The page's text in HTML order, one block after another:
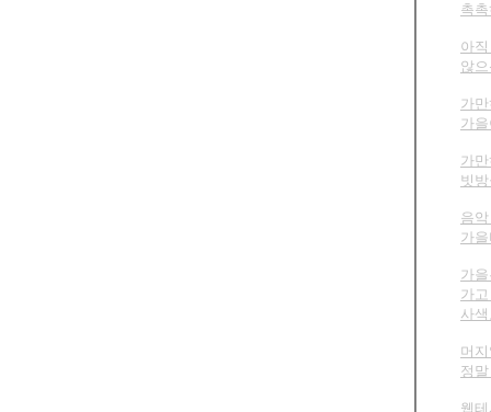
촉
아
않
가
가
가
빗
음
가
가
가
사
머
정
웹